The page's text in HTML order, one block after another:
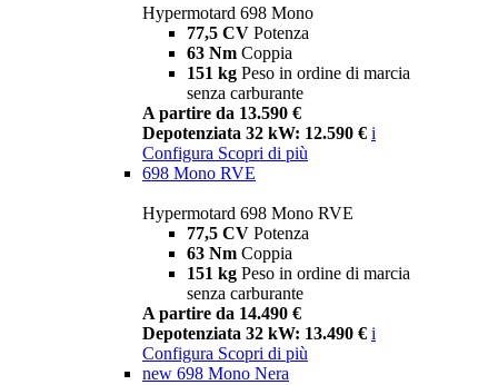
Hypermotard 698 Mono
77,5 CV Potenza
63 Nm Coppia
151 kg Peso in ordine di marcia
senza carburante
A partire da 13.590 €
Depotenziata 32 kW: 12.590 € i
Configura Scopri di più
698 Mono RVE
Hypermotard 698 Mono RVE
77,5 CV Potenza
63 Nm Coppia
151 kg Peso in ordine di marcia
senza carburante
A partire da 14.490 €
Depotenziata 32 kW: 13.490 € i
Configura Scopri di più
new 698 Mono Nera